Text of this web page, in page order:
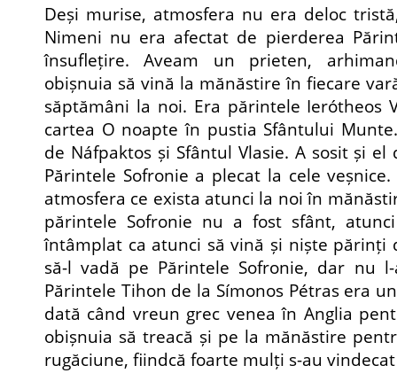
Deși murise, atmosfera nu era deloc
Nimeni nu era afectat de pierderea
însuflețire. Aveam un prieten,
obișnuia să vină la mănăstire în fiecare
săptămâni la noi. Era părintele Ierótheos
cartea O noapte în pustia Sfântului
de Náfpaktos și Sfântul Vlasie. A sosit și
Părintele Sofronie a plecat la cele
atmosfera ce exista atunci la noi în
părintele Sofronie nu a fost sfânt,
întâmplat ca atunci să vină și niște părinți
să-l vadă pe Părintele Sofronie, dar nu
Părintele Tihon de la Símonos Pétras era
dată când vreun grec venea în Anglia
obișnuia să treacă și pe la mănăstire
rugăciune, fiindcă foarte mulți s-au